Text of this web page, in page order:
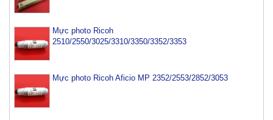
Mực photo Ricoh
2510/2550/3025/3310/3350/3352/3353
Mực photo Ricoh Aficio MP 2352/2553/2852/3053